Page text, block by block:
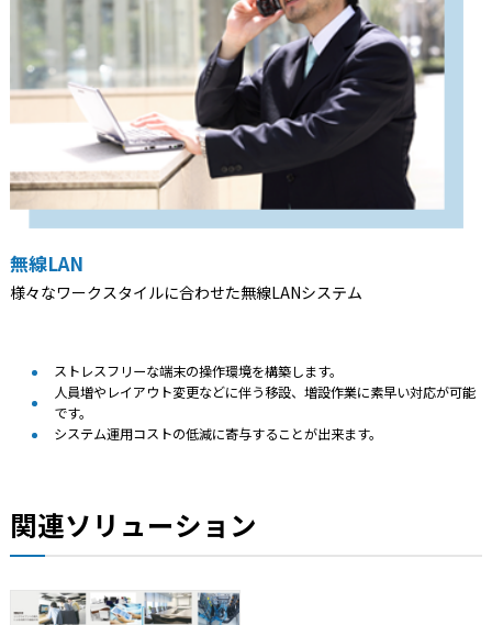
無線LAN
様々なワークスタイルに合わせた無線LANシステム
ストレスフリーな端末の操作環境を構築します。
人員増やレイアウト変更などに伴う移設、増設作業に素早い対応が可能
です。
システム運用コストの低減に寄与することが出来ます。
関連ソリューション